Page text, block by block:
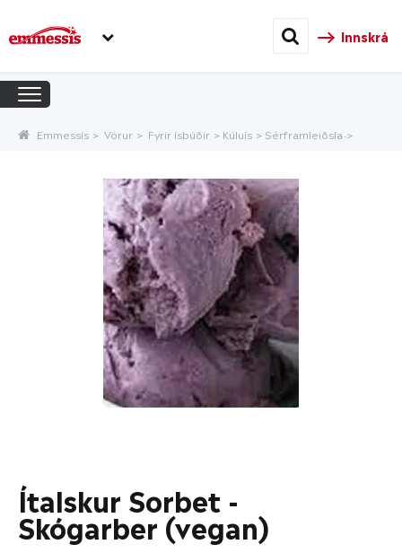
Innskrá
Emmessís Vörur Fyrir ísbúðir Kúluís Sérframleiðsla
Ítalskur Sorbet -
Skógarber (vegan)